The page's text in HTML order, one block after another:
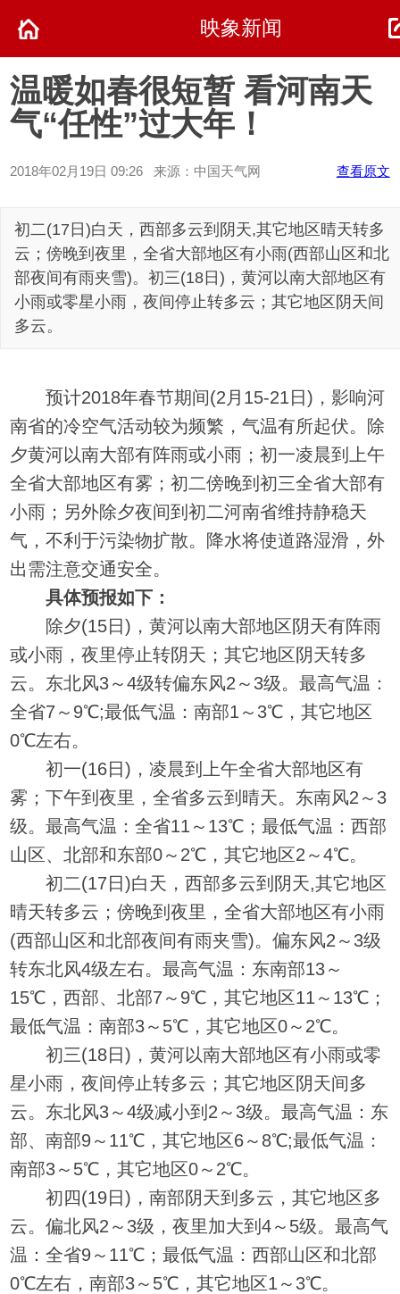
映象新闻
温暖如春很短暂 看河南天
气“任性”过大年！
2018年02月19日 09:26 来源：中国天气网 查看原文
初二(17日)白天，西部多云到阴天,其它地区晴天转多
云；傍晚到夜里，全省大部地区有小雨(西部山区和北
部夜间有雨夹雪)。初三(18日)，黄河以南大部地区有
小雨或零星小雨，夜间停止转多云；其它地区阴天间
多云。
预计2018年春节期间(2月15-21日)，影响河
南省的冷空气活动较为频繁，气温有所起伏。除
夕黄河以南大部有阵雨或小雨；初一凌晨到上午
全省大部地区有雾；初二傍晚到初三全省大部有
小雨；另外除夕夜间到初二河南省维持静稳天
气，不利于污染物扩散。降水将使道路湿滑，外
出需注意交通安全。
具体预报如下：
除夕(15日)，黄河以南大部地区阴天有阵雨
或小雨，夜里停止转阴天；其它地区阴天转多
云。东北风3～4级转偏东风2～3级。最高气温：
全省7～9℃;最低气温：南部1～3℃，其它地区
0℃左右。
初一(16日)，凌晨到上午全省大部地区有
雾；下午到夜里，全省多云到晴天。东南风2～3
级。最高气温：全省11～13℃；最低气温：西部
山区、北部和东部0～2℃，其它地区2～4℃。
初二(17日)白天，西部多云到阴天,其它地区
晴天转多云；傍晚到夜里，全省大部地区有小雨
(西部山区和北部夜间有雨夹雪)。偏东风2～3级
转东北风4级左右。最高气温：东南部13～
15℃，西部、北部7～9℃，其它地区11～13℃；
最低气温：南部3～5℃，其它地区0～2℃。
初三(18日)，黄河以南大部地区有小雨或零
星小雨，夜间停止转多云；其它地区阴天间多
云。东北风3～4级减小到2～3级。最高气温：东
部、南部9～11℃，其它地区6～8℃;最低气温：
南部3～5℃，其它地区0～2℃。
初四(19日)，南部阴天到多云，其它地区多
云。偏北风2～3级，夜里加大到4～5级。最高气
温：全省9～11℃；最低气温：西部山区和北部
0℃左右，南部3～5℃，其它地区1～3℃。